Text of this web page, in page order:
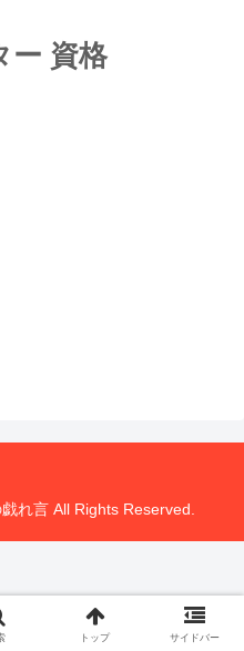
ー 資格
れ言 All Rights Reserved.
トップ サイドバー